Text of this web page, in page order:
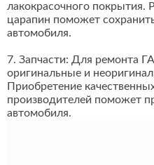
лакокрасочного покрытия.
царапин поможет
автомобиля.
7. Запчасти: Для ремонта
оригинальные и
Приобретение
производителей поможет
автомобиля.